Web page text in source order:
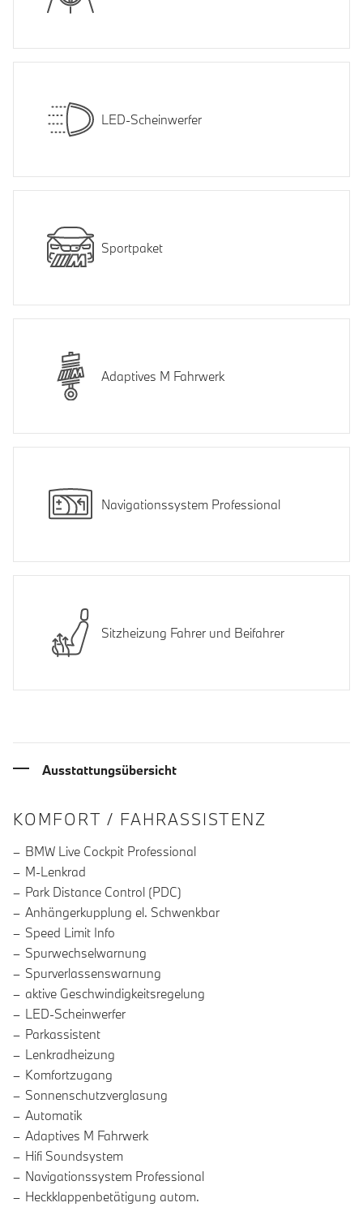
LED-Scheinwerfer
Sportpaket
Adaptives M Fahrwerk
Navigationssystem Professional
Sitzheizung Fahrer und Beifahrer
Ausstattungsübersicht
INFORMATIONEN ÜBER DIE
KOMFORT / FAHRASSISTENZ
BMW Live Cockpit Professional
M-Lenkrad
Park Distance Control (PDC)
Anhängerkupplung el. Schwenkbar
Speed Limit Info
Spurwechselwarnung
Spurverlassenswarnung
aktive Geschwindigkeitsregelung
LED-Scheinwerfer
Parkassistent
Lenkradheizung
Komfortzugang
Sonnenschutzverglasung
Automatik
Adaptives M Fahrwerk
Hifi Soundsystem
Navigationssystem Professional
Heckklappenbetätigung autom.